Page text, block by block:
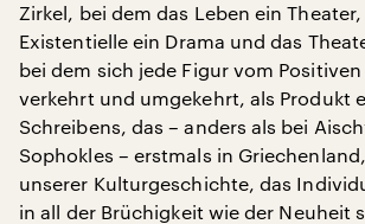
Zirkel, bei dem das Leben ein Theater,
Existentielle ein Drama und das
bei dem sich jede Figur vom
verkehrt und umgekehrt, als Produkt
Schreibens, das – anders als bei
Sophokles – erstmals in
unserer Kulturgeschichte, das
in all der Brüchigkeit wie der Neuheit